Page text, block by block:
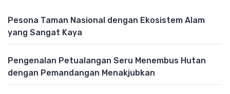
Pesona Taman Nasional dengan Ekosistem Alam
yang Sangat Kaya
Pengenalan Petualangan Seru Menembus Hutan
dengan Pemandangan Menakjubkan